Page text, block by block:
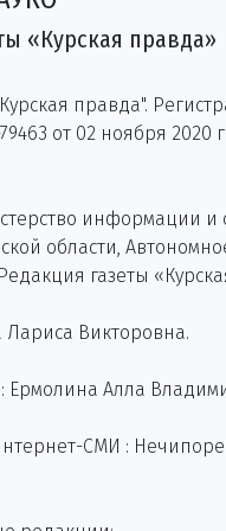
«Курская правда»
правда".
от 02 ноября 2020
информации и
области,
газеты
Лариса Викторовна.
Ермолина Алла
СМИ :